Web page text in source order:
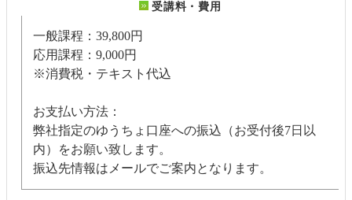
受講料・費用
一般課程：39,800円
応用課程：9,000円
※消費税・テキスト代込
お支払い方法：
弊社指定のゆうちょ口座への振込（お受付後7日以
内）をお願い致します。
振込先情報はメールでご案内となります。